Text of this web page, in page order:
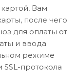
Вам
после чего
для оплаты от
и ввода
режиме
протокола